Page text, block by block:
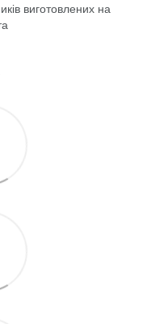
виготовлених на